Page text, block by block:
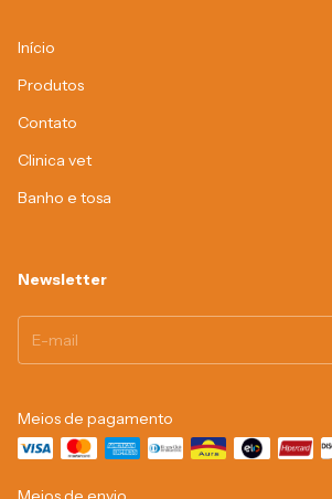
Início
Produtos
Contato
Clinica vet
Banho e tosa
Newsletter
Meios de pagamento